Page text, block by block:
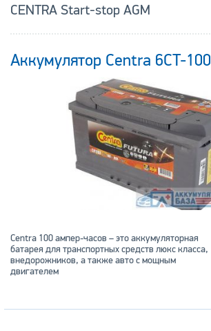
CENTRA Start-stop AGM
Аккумулятор Centra 6CT-100
Centra 100 ампер-часов – это аккумуляторная
батарея для транспортных средств люкс класса,
внедорожников, а также авто с мощным
двигателем